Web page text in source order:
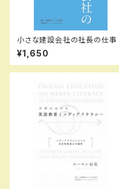
小さな建設会社の社長の仕事
¥1,650